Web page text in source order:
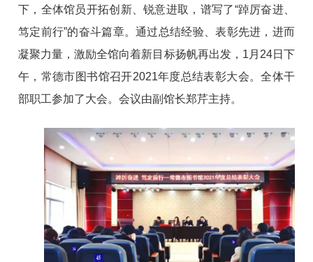
下，全体馆员开拓创新、锐意进取，谱写了“踔厉奋进、
笃定前行”的奋斗篇章。通过总结经验、表彰先进，进而
凝聚力量，激励全馆向着新目标扬帆再出发，1月24日下
午，常德市图书馆召开2021年度总结表彰大会。全体干
部职工参加了大会。会议由副馆长郑芹主持。